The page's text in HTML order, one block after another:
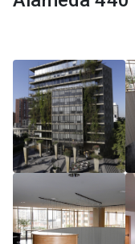
Reglamento
Universidad
Reglamento
Católica de
Reglamento
Programa